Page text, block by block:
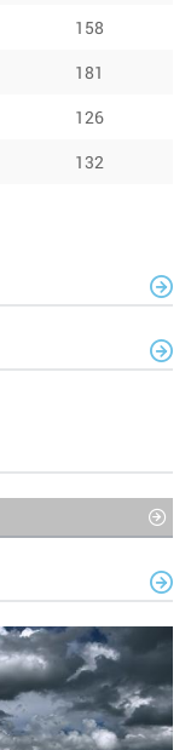
158
181
126
132